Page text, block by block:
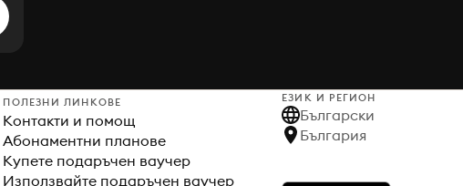
ПОЛЕЗНИ ЛИНКОВЕ
Контакти и помощ
Абонаментни планове
Купете подаръчен ваучер
Използвайте подаръчен ваучер
ЕЗИК И РЕГИОН
Български
България